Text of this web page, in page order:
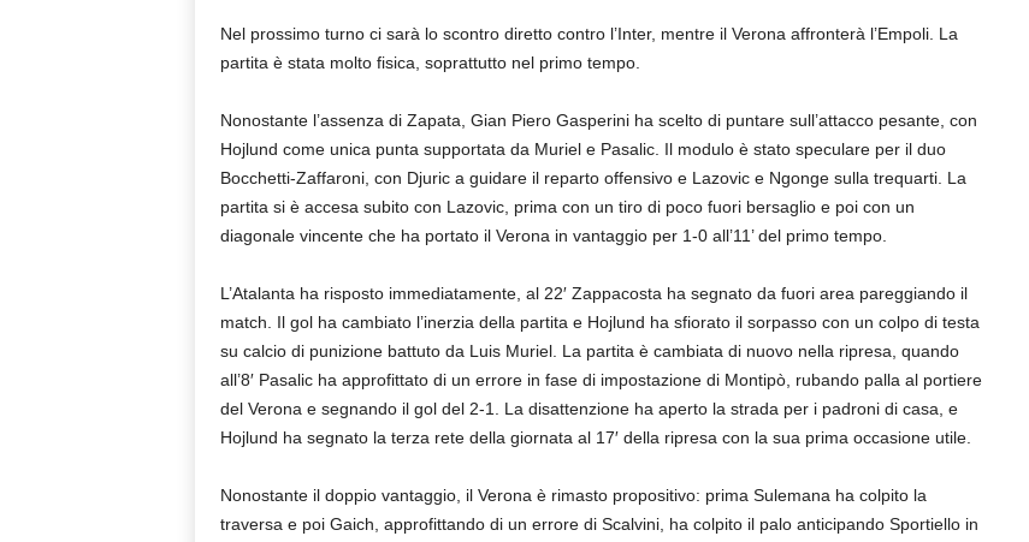
Nel prossimo turno ci sarà lo scontro diretto contro l’Inter, mentre il Verona affronterà l’Empoli. La
partita è stata molto fisica, soprattutto nel primo tempo.
Nonostante l’assenza di Zapata, Gian Piero Gasperini ha scelto di puntare sull’attacco pesante, con
Hojlund come unica punta supportata da Muriel e Pasalic. Il modulo è stato speculare per il duo
Bocchetti-Zaffaroni, con Djuric a guidare il reparto offensivo e Lazovic e Ngonge sulla trequarti. La
partita si è accesa subito con Lazovic, prima con un tiro di poco fuori bersaglio e poi con un
diagonale vincente che ha portato il Verona in vantaggio per 1-0 all’11’ del primo tempo.
L’Atalanta ha risposto immediatamente, al 22′ Zappacosta ha segnato da fuori area pareggiando il
match. Il gol ha cambiato l’inerzia della partita e Hojlund ha sfiorato il sorpasso con un colpo di testa
su calcio di punizione battuto da Luis Muriel. La partita è cambiata di nuovo nella ripresa, quando
all’8′ Pasalic ha approfittato di un errore in fase di impostazione di Montipò, rubando palla al portiere
del Verona e segnando il gol del 2-1. La disattenzione ha aperto la strada per i padroni di casa, e
Hojlund ha segnato la terza rete della giornata al 17′ della ripresa con la sua prima occasione utile.
Nonostante il doppio vantaggio, il Verona è rimasto propositivo: prima Sulemana ha colpito la
traversa e poi Gaich, approfittando di un errore di Scalvini, ha colpito il palo anticipando Sportiello in